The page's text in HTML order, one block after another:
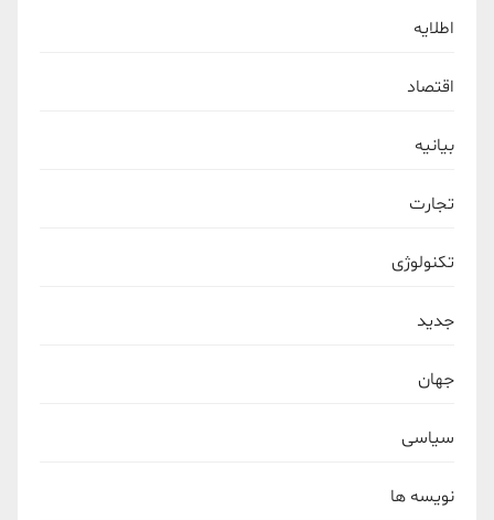
اطلایه
اقتصاد
بیانیه
تجارت
تکنولوژی
جدید
جهان
سیاسی
نویسه ها